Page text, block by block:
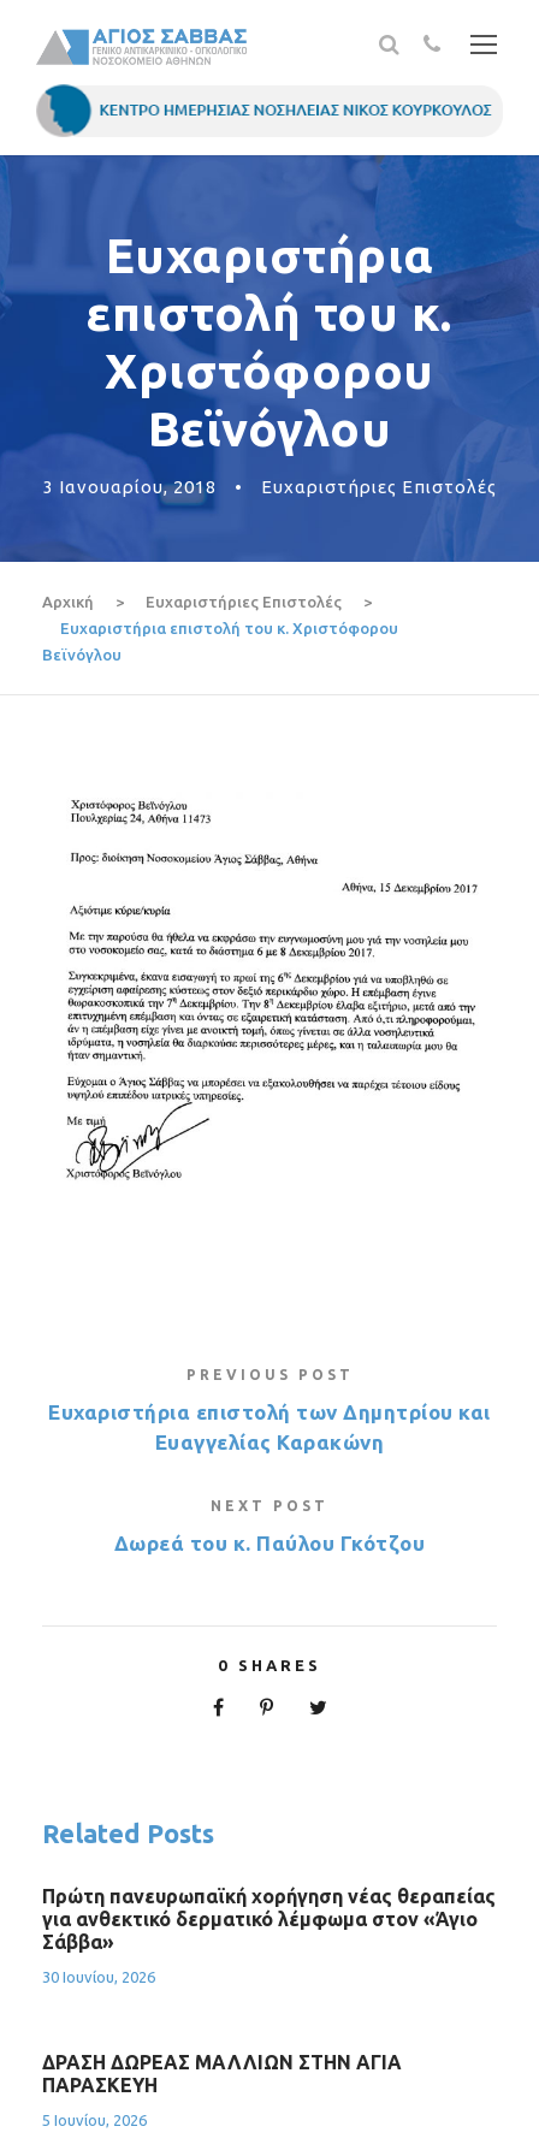
Ευχαριστήρια
επιστολή του κ.
Χριστόφορου
Βεϊνόγλου
3 Ιανουαρίου, 2018 • Ευχαριστήριες Επιστολές
Αρχική > Ευχαριστήριες Επιστολές
>
Ευχαριστήρια επιστολή του κ. Χριστόφορου
Βεϊνόγλου
PREVIOUS POST
Ευχαριστήρια επιστολή των Δημητρίου και
Ευαγγελίας Καρακώνη
NEXT POST
Δωρεά του κ. Παύλου Γκότζου
0 SHARES
Related Posts
Πρώτη πανευρωπαϊκή χορήγηση νέας θεραπείας
για ανθεκτικό δερματικό λέμφωμα στον «Άγιο
Σάββα»
30 Ιουνίου, 2026
ΔΡΑΣΗ ΔΩΡΕΑΣ ΜΑΛΛΙΩΝ ΣΤΗΝ ΑΓΙΑ
ΠΑΡΑΣΚΕΥΗ
5 Ιουνίου, 2026